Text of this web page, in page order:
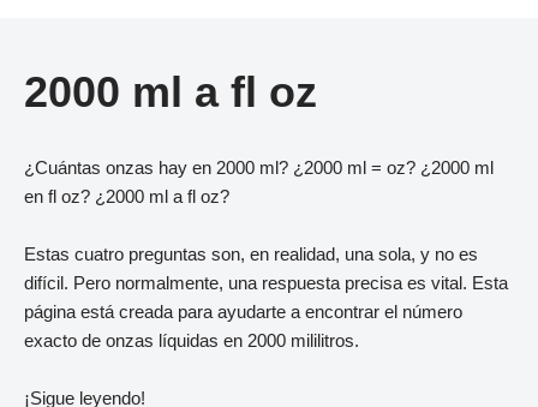
2000 ml a fl oz
¿Cuántas onzas hay en 2000 ml? ¿2000 ml = oz? ¿2000 ml
en fl oz? ¿2000 ml a fl oz?
Estas cuatro preguntas son, en realidad, una sola, y no es
difícil. Pero normalmente, una respuesta precisa es vital. Esta
página está creada para ayudarte a encontrar el número
exacto de onzas líquidas en 2000 mililitros.
¡Sigue leyendo!